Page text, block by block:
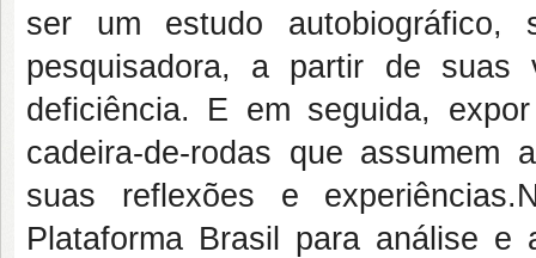
ser um estudo autobiográfico,
pesquisadora, a partir de suas
deficiência. E em seguida,
cadeira-de-rodas que assumem
suas reflexões e
Plataforma Brasil para análise